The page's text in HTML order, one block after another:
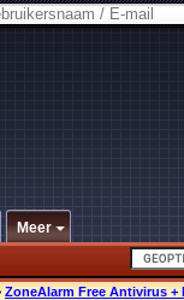
Meer
ZoneAlarm Free Antivirus +